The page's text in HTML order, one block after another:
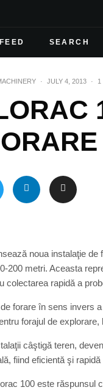
SEARCH
· JULY 4, 2013 · 1
noua instalaţie
200 metri. Aceasta
colectarea rapidă a
forare în sens invers
forajul de
câştigă teren,
fiind eficientă şi
100 este răspunsul